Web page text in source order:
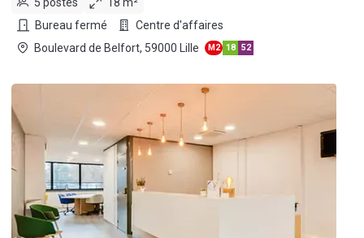
Bureau fermé
Centre d'affaires
Boulevard de Belfort, 59000 Lille
M2 18 52